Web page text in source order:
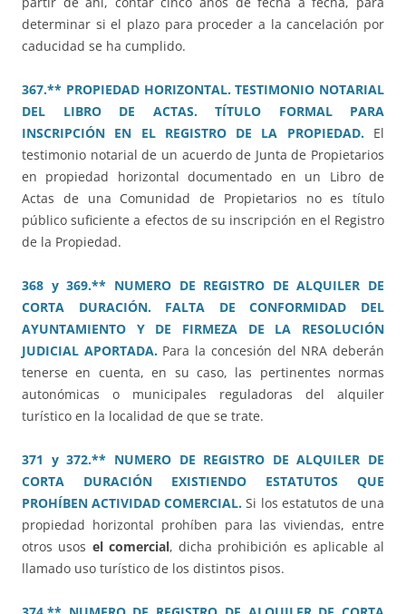
determinar si el plazo para proceder a la cancelación por
caducidad se ha cumplido.
367.** PROPIEDAD HORIZONTAL. TESTIMONIO NOTARIAL
DEL LIBRO DE ACTAS. TÍTULO FORMAL PARA
INSCRIPCIÓN EN EL REGISTRO DE LA PROPIEDAD.El
testimonio notarial de un acuerdo de Junta de Propietarios
en propiedad horizontal documentado en un Libro de
Actas de una Comunidad de Propietarios no es título
público suficiente a efectos de su inscripción en el Registro
de la Propiedad.
368 y 369.** NUMERO DE REGISTRO DE ALQUILER DE
CORTA DURACIÓN. FALTA DE CONFORMIDAD DEL
AYUNTAMIENTO Y DE FIRMEZA DE LA RESOLUCIÓN
JUDICIAL APORTADA.Para la concesión del NRA deberán
tenerse en cuenta, en su caso, las pertinentes normas
autonómicas o municipales reguladoras del alquiler
turístico en la localidad de que se trate.
371 y 372.** NUMERO DE REGISTRO DE ALQUILER DE
CORTA DURACIÓN EXISTIENDO ESTATUTOS QUE
PROHÍBEN ACTIVIDAD COMERCIAL. Si los estatutos de una
propiedad horizontal prohíben para las viviendas, entre
otros usos el comercial, dicha prohibición es aplicable al
llamado uso turístico de los distintos pisos.